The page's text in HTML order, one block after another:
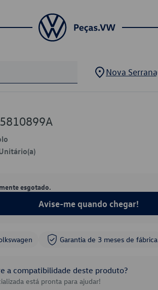
Nova Serrana
esgotado.
Avise-me quando chegar!
Garantia de 3 meses de fábrica
a compatibilidade deste produto?
está pronta para ajudar!